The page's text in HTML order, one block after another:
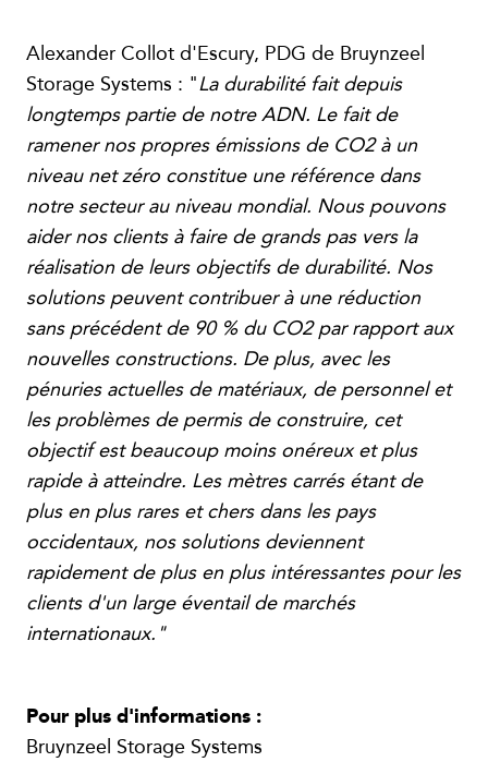
Alexander Collot d'Escury, PDG de Bruynzeel
Storage Systems : "La durabilité fait depuis
longtemps partie de notre ADN. Le fait de
ramener nos propres émissions de CO2 à un
niveau net zéro constitue une référence dans
notre secteur au niveau mondial. Nous pouvons
aider nos clients à faire de grands pas vers la
réalisation de leurs objectifs de durabilité. Nos
solutions peuvent contribuer à une réduction
sans précédent de 90 % du CO2 par rapport aux
nouvelles constructions. De plus, avec les
pénuries actuelles de matériaux, de personnel et
les problèmes de permis de construire, cet
objectif est beaucoup moins onéreux et plus
rapide à atteindre. Les mètres carrés étant de
plus en plus rares et chers dans les pays
occidentaux, nos solutions deviennent
rapidement de plus en plus intéressantes pour les
clients d'un large éventail de marchés
internationaux."
Pour plus d'informations :
Bruynzeel Storage Systems